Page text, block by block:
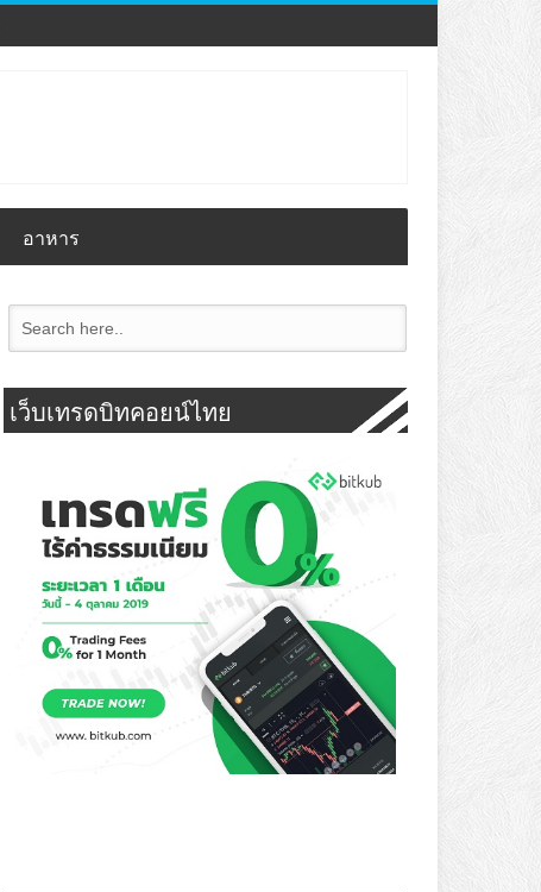
อาหาร
เว็บเทรดบิทคอยน์ไทย